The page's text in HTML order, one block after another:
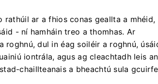
rathúil ar a fhios conas geallta a mhéid,
- ní hamháin treo a thomhas. Ar
dul in éag soiléir a roghnú,
iontrála, agus ag cleachtadh leis an
chaillteanais a bheachtú sula